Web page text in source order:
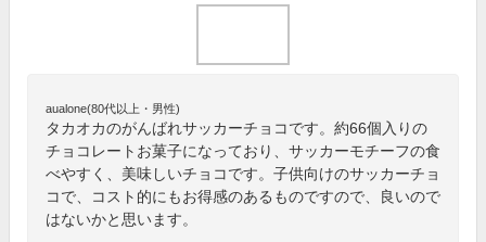
aualone(80代以上・男性)
タカオカのがんばれサッカーチョコです。約66個入りの
チョコレートお菓子になっており、サッカーモチーフの食
べやすく、美味しいチョコです。子供向けのサッカーチョ
コで、コスト的にもお得感のあるものですので、良いので
はないかと思います。